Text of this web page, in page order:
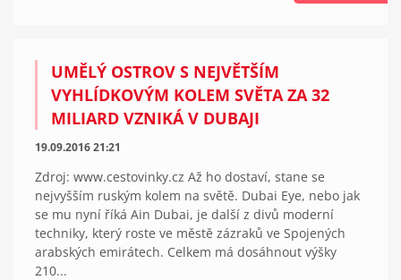
UMĚLÝ OSTROV S NEJVĚTŠÍM
VYHLÍDKOVÝM KOLEM SVĚTA ZA 32
MILIARD VZNIKÁ V DUBAJI
19.09.2016 21:21
Zdroj: www.cestovinky.cz Až ho dostaví, stane se
nejvyšším ruským kolem na světě. Dubai Eye, nebo jak
se mu nyní říká Ain Dubai, je další z divů moderní
techniky, který roste ve městě zázraků ve Spojených
arabských emirátech. Celkem má dosáhnout výšky
210...